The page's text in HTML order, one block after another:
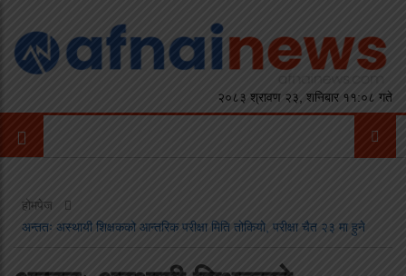
२०८३ श्रावण २३, शनिबार ११:०८ गते
होमपेज
अन्ततः अस्थायी शिक्षकको आन्तरिक परीक्षा मिति तोकियो, परीक्षा चैत २३ मा हुने